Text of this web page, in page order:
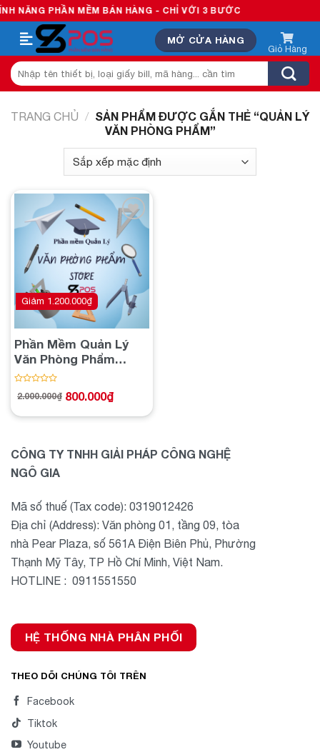
Skip
to
content
NĂNG PHẦN MỀM BÁN HÀNG - CHỈ VỚI 3 BƯỚC
MỞ CỬA HÀNG
Tìm
kiếm:
TRANG CHỦ / SẢN PHẨM ĐƯỢC GẮN THẺ “QUẢN LÝ
VĂN PHÒNG PHẨM”
Add to
wishlist
Phần Mềm Quản Lý
Văn Phòng Phẩm
Store
xếp
0
2.000.000₫
Giá
2.000.000₫.
800.000₫
Giá
là:
Giảm 1.200.000₫
CÔNG TY TNHH GIẢI PHÁP CÔNG NGHỆ
NGÔ GIA
Mã số thuế (Tax code): 0319012426
Địa chỉ (Address): Văn phòng 01, tầng 09, tòa
nhà Pear Plaza, số 561A Điện Biên Phủ, Phường
Thạnh Mỹ Tây, TP Hồ Chí Minh, Việt Nam.
HOTLINE : 0911551550
HỆ THỐNG NHÀ PHÂN PHỐI
THEO DÕI CHÚNG TÔI TRÊN
Facebook
Tiktok
Youtube